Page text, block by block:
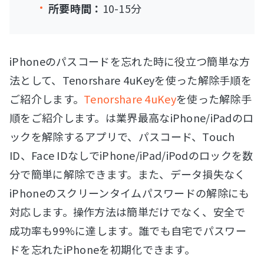
所要時間： 10-15分
iPhoneのパスコードを忘れた時に役立つ簡単な方
法として、Tenorshare 4uKeyを使った解除手順を
ご紹介します。 Tenorshare 4uKeyを使った解除手
順をご紹介します。は業界最高なiPhone/iPadのロ
ックを解除するアプリで、パスコード、Touch
ID、Face IDなしでiPhone/iPad/iPodのロックを数
分で簡単に解除できます。また、データ損失なく
iPhoneのスクリーンタイムパスワードの解除にも
対応します。操作方法は簡単だけでなく、安全で
成功率も99%に達します。誰でも自宅でパスワー
ドを忘れたiPhoneを初期化できます。